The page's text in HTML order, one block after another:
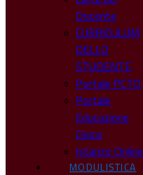
Docente
CURRICULUM
DELLO
STUDENTE
Portale PCTO
Portale
Educazione
Civica
Istanze Online
MODULISTICA